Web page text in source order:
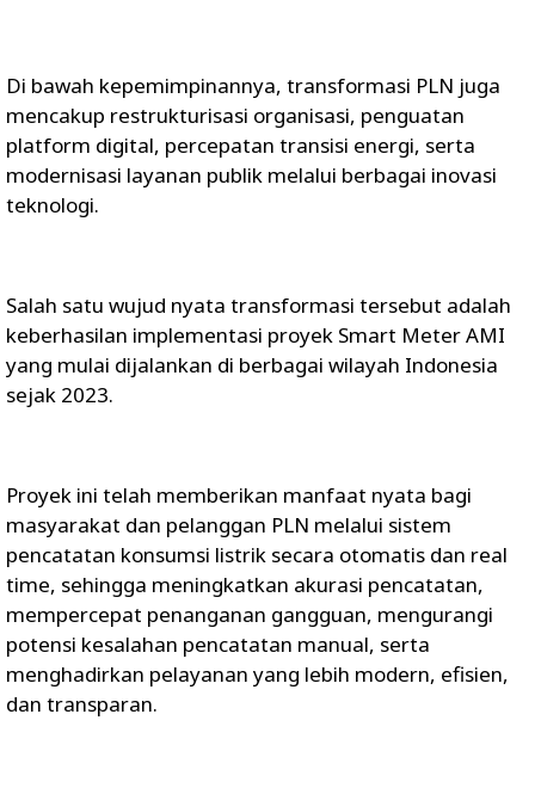
Di bawah kepemimpinannya, transformasi PLN juga
mencakup restrukturisasi organisasi, penguatan
platform digital, percepatan transisi energi, serta
modernisasi layanan publik melalui berbagai inovasi
teknologi.
Salah satu wujud nyata transformasi tersebut adalah
keberhasilan implementasi proyek Smart Meter AMI
yang mulai dijalankan di berbagai wilayah Indonesia
sejak 2023.
Proyek ini telah memberikan manfaat nyata bagi
masyarakat dan pelanggan PLN melalui sistem
pencatatan konsumsi listrik secara otomatis dan real
time, sehingga meningkatkan akurasi pencatatan,
mempercepat penanganan gangguan, mengurangi
potensi kesalahan pencatatan manual, serta
menghadirkan pelayanan yang lebih modern, efisien,
dan transparan.